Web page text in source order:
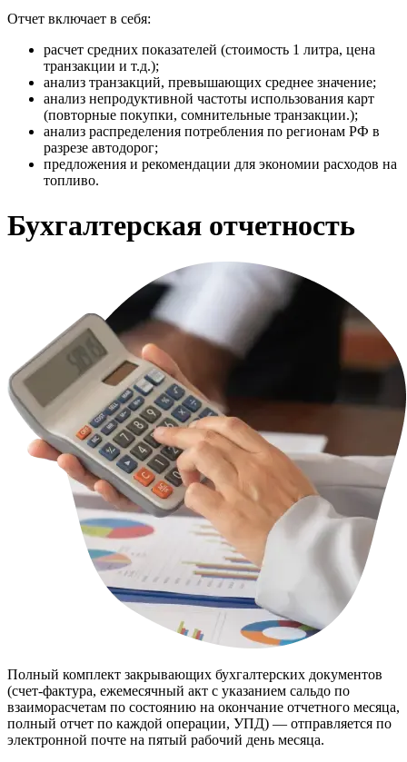
Отчет включает в себя:
расчет средних показателей (стоимость 1 литра, цена
транзакции и т.д.);
анализ транзакций, превышающих среднее значение;
анализ непродуктивной частоты использования карт
(повторные покупки, сомнительные транзакции.);
анализ распределения потребления по регионам РФ в
разрезе автодорог;
предложения и рекомендации для экономии расходов на
топливо.
Бухгалтерская отчетность
Полный комплект закрывающих бухгалтерских документов
(счет-фактура, ежемесячный акт с указанием сальдо по
взаиморасчетам по состоянию на окончание отчетного месяца,
полный отчет по каждой операции, УПД) — отправляется по
электронной почте на пятый рабочий день месяца.